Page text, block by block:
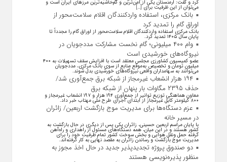
کرد و گفت: ارمنستان یکی از امن‌ترین و کم‌حاشیه‌ترین مرز‌های ایران است و
می‌توان از این ظرفیت برای […]
بانک مرکزی، استفاده واردکنندگان اقلام سلامت‌محور از
اوراق گام را تمدید کرد
بانک مرکزی استفاده واردکنندگان اقلام سلامت‌محور از اوراق گام را مجدداً تا
پایان سال ۱۴۰۵ تمدید کرد.
وام ۴۰۰ میلیونی؛ گام نخست مشارکت مددجویان در
نیروگاه‌های خورشیدی است
عضو کمیسیون کشاورزی مجلس معتقد است با افزایش سقف تسهیلات به ۴۰۰
میلیون تومان و تخصیص به‌موقع منابع از سوی بانک مرکزی، مددجویان
می‌توانند به سهامداران واقعی نیروگاه‌های خورشیدی بدل شوند.
۱۹۴ هزار انشعاب غیرمجاز از شبکه برق جمع‌آوری شد/
حذف ۲۳۹۵ مگاوات بار پنهان از شبکه برق
معاون هماهنگی توزیع توانیر از جمع‌آوری ۱۹۴ هزار و ۱۹۷ انشعاب غیرمجاز و
۸۰۰ کیلومتر کابل غیرمجاز از ابتدای اجرای طرح ملی مهتاب خبر داد.
عزم دستگاه‌ها برای مدیریت موج بازگشت اربعین/ زائران
در مسیر خانه
با پایان مراسم اربعین حسینی، زائران یکی پس از دیگری در حال بازگشت به
کشور هستند و در این میان، همه دستگاه‌های مسئول از راهداری و راه‌آهن
گرفته حمل ونقل هوایی و بخش سوخت کشور تمام ظرفیت خود را برای
مدیریت موج بازگشت و رساندن زائران به مقصد نهایی به کار گرفته‌اند.
دو صندوق پروژه تجدیدپذیر جدید در حال اخذ مجوز به
منظور پذیره‌نویسی هستند